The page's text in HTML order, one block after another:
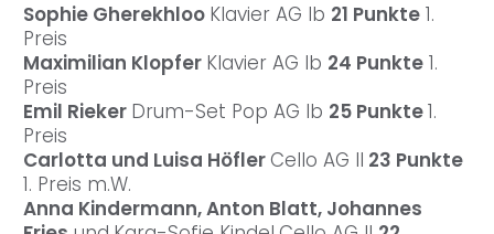
Sophie Gherekhloo Klavier AG Ib 21 Punkte 1.
Preis
Maximilian Klopfer Klavier AG Ib 24 Punkte 1.
Preis
Emil Rieker Drum-Set Pop AG Ib 25 Punkte1.
Preis
Carlotta und Luisa HöflerCello AG II 23 Punkte
1. Preis m.W.
Anna Kindermann, Anton Blatt, Johannes